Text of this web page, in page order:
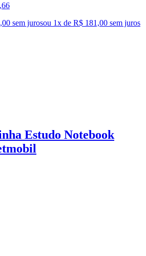
,66
sem jurosou 1x de R$ 181,00 sem juros
Estudo Notebook